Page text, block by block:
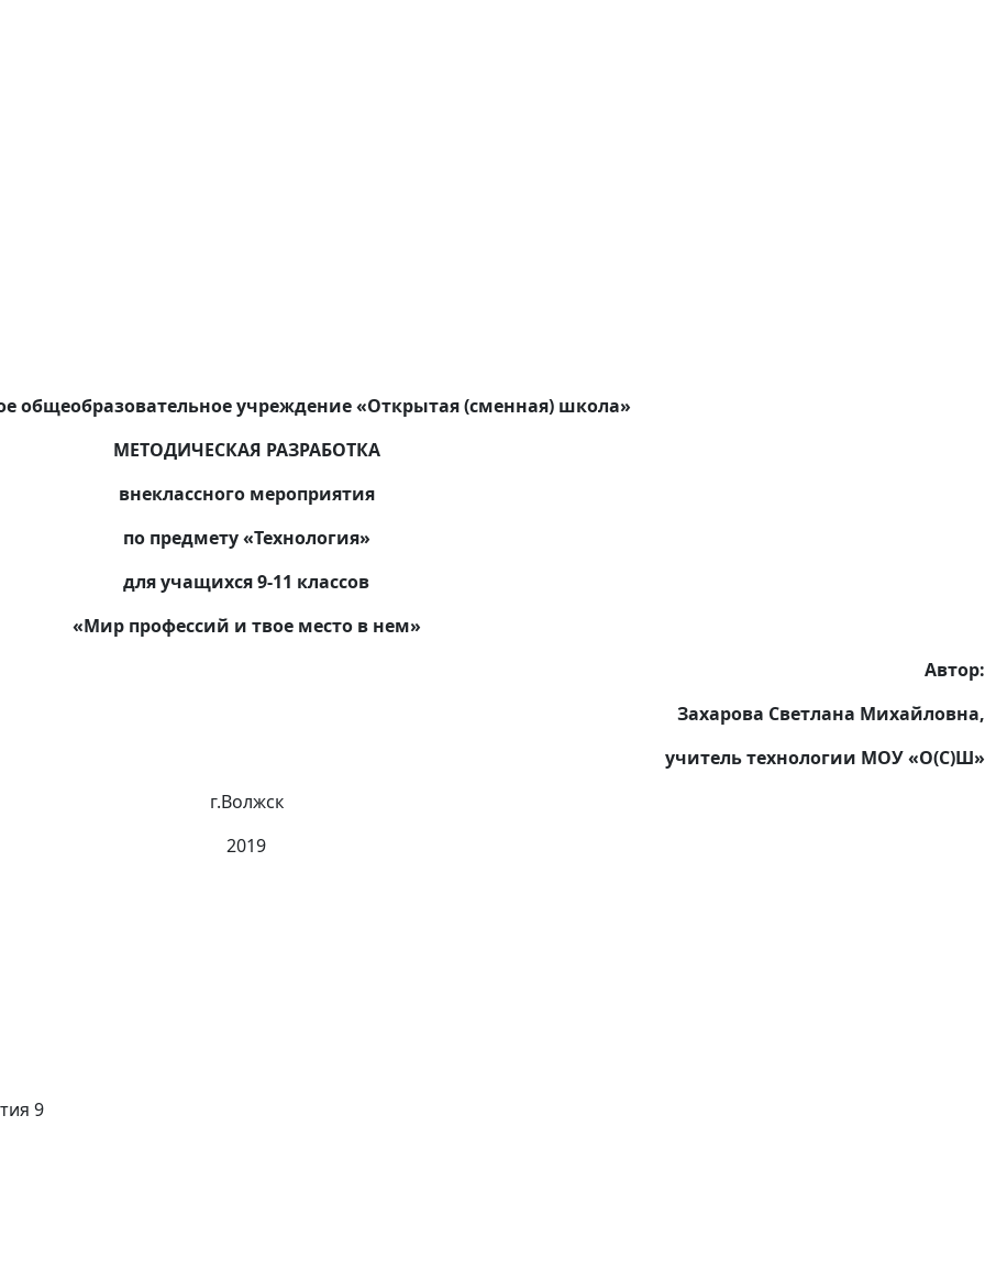
общеобразовательное учреждение «Открытая (сменная) школа»
МЕТОДИЧЕСКАЯ РАЗРАБОТКА
внеклассного мероприятия
по предмету «Технология»
для учащихся 9-11 классов
«Мир профессий и твое место в нем»
Автор:
Захарова Светлана Михайловна,
учитель технологии МОУ «О(С)Ш»
г.Волжск
2019
9